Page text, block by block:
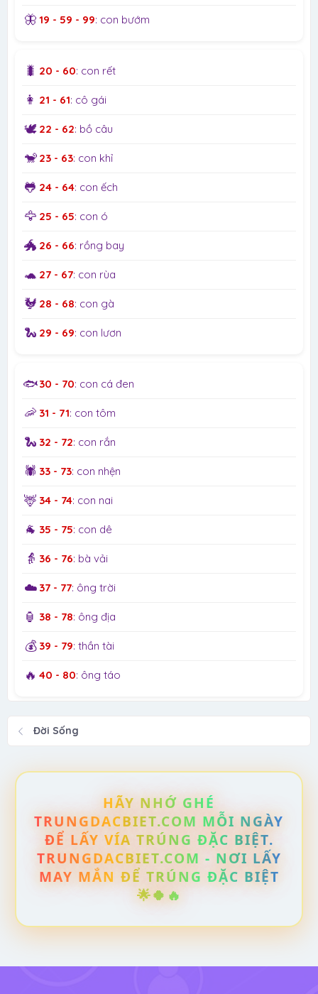
🦋 19 - 59 - 99: con bướm
🐛 20 - 60: con rết
👩 21 - 61: cô gái
🕊️ 22 - 62: bồ câu
🐒 23 - 63: con khỉ
🐸 24 - 64: con ếch
🦅 25 - 65: con ó
🐲 26 - 66: rồng bay
🐢 27 - 67: con rùa
🐓 28 - 68: con gà
🐍 29 - 69: con lươn
🐟30 - 70: con cá đen
🦐 31 - 71: con tôm
🐍 32 - 72: con rắn
🕷️ 33 - 73: con nhện
🦌 34 - 74: con nai
🐐 35 - 75: con dê
👵 36 - 76: bà vải
☁️ 37 - 77: ông trời
🏮 38 - 78: ông địa
💰 39 - 79: thần tài
🔥 40 - 80: ông táo
Đời Sống
HÃY NHỚ GHÉ
TRUNGDACBIET.COM MỖI NGÀY
ĐỂ LẤY VÍA TRÚNG ĐẶC BIỆT.
TRUNGDACBIET.COM - NƠI LẤY
MAY MẮN ĐỂ TRÚNG ĐẶC BIỆT
🌟🍀🔥